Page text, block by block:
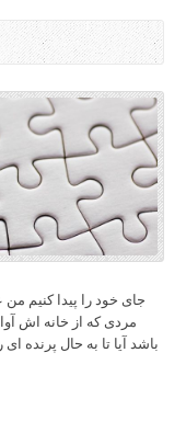
مردی که از خانه اش
باشد آیا تا به حال پرنده